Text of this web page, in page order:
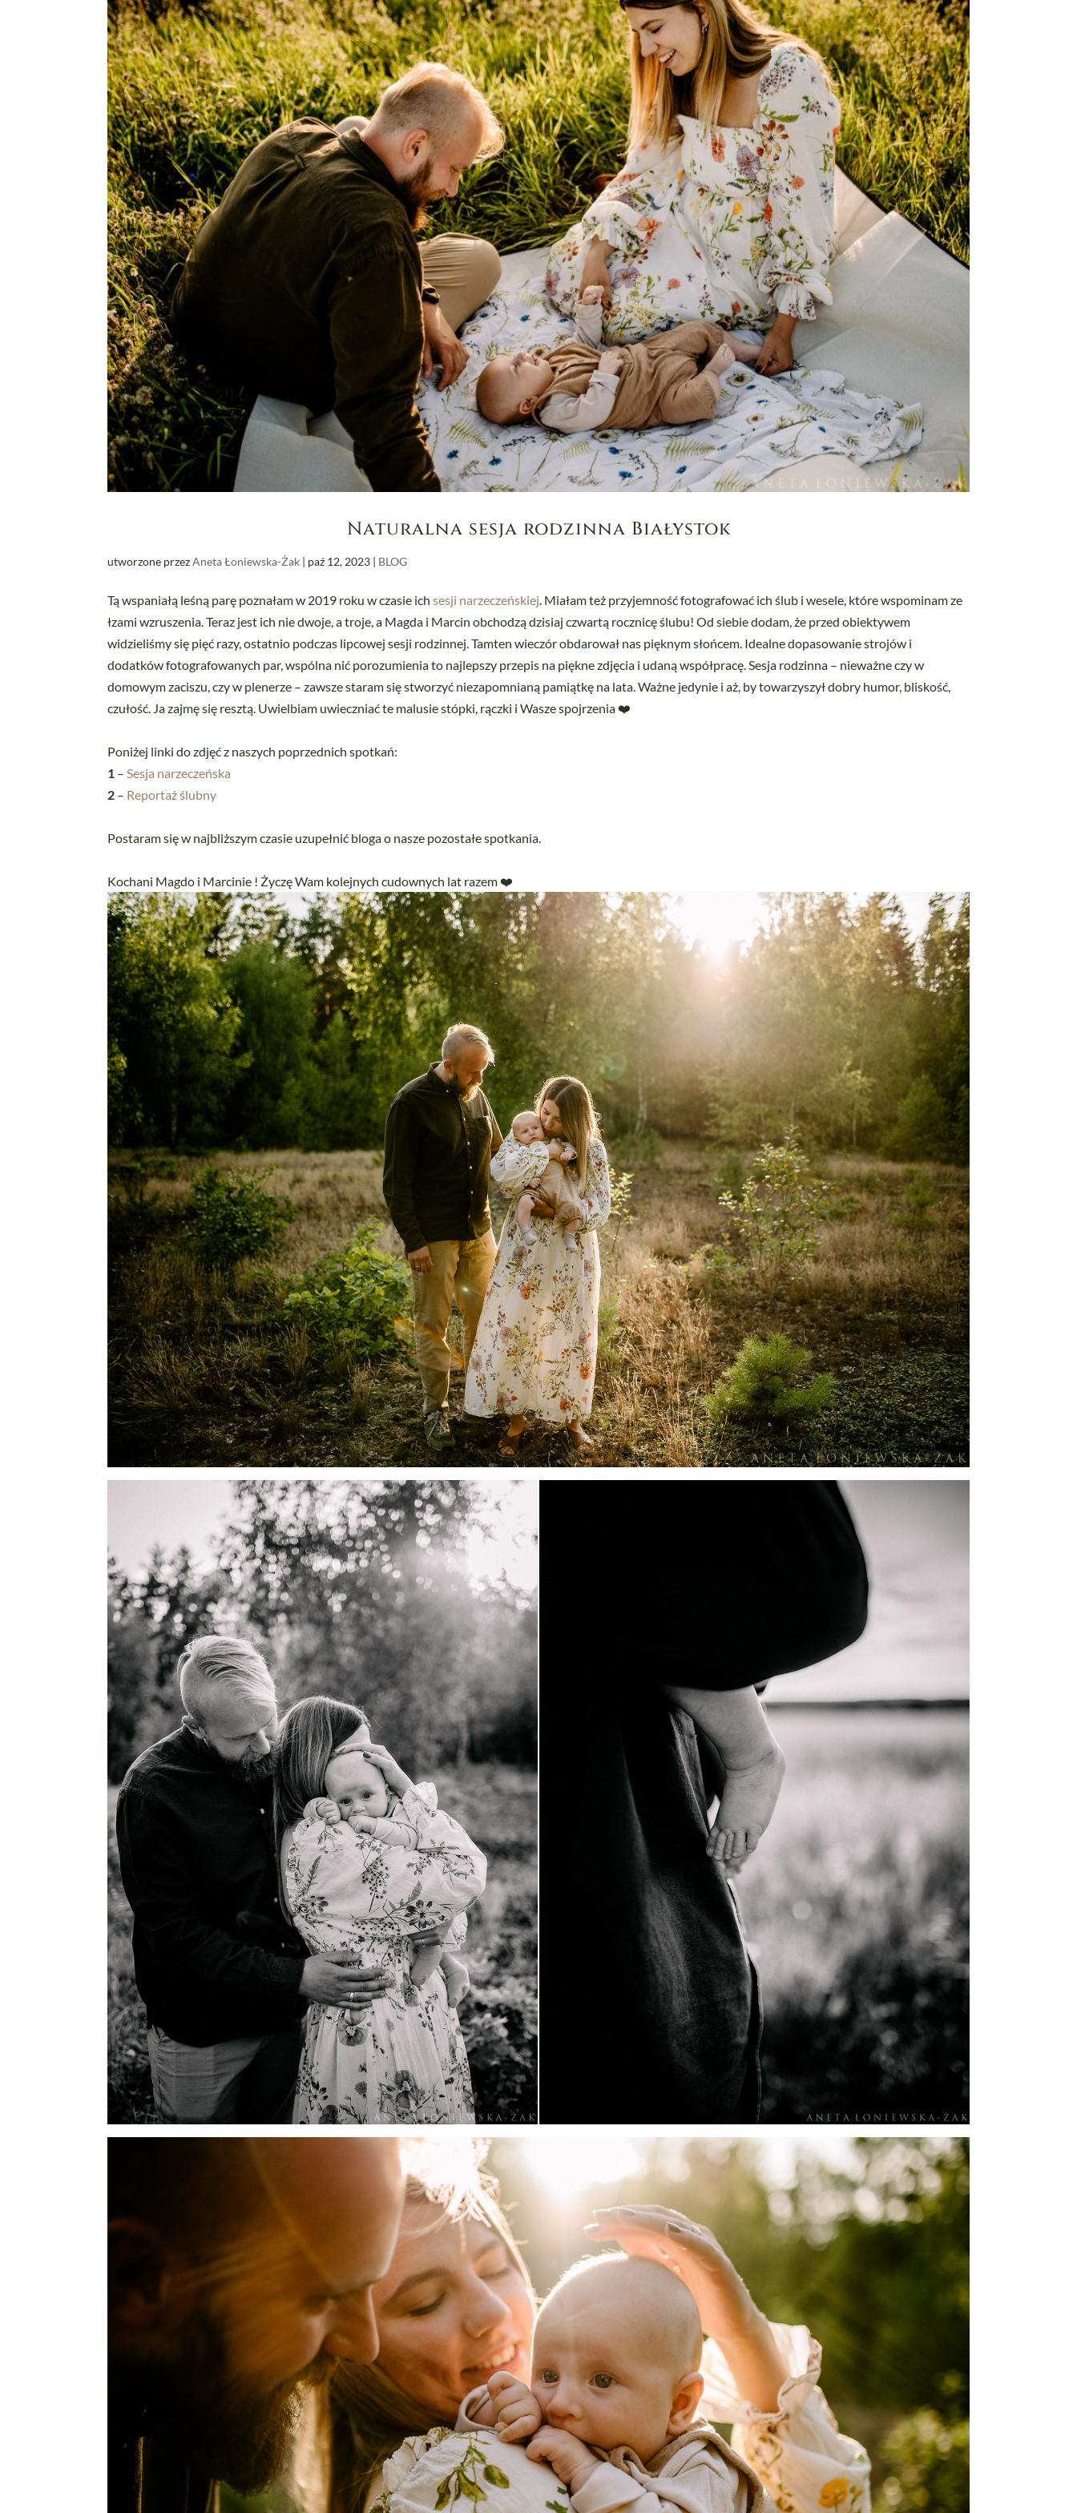
Naturalna sesja rodzinna Białystok
utworzone przezAneta Łoniewska-Żak | paź 12, 2023 | BLOG
Tą wspaniałą leśną parę poznałam w 2019 roku w czasie ichsesji narzeczeńskiej . Miałam też przyjemność fotografować ich ślub i wesele, które wspominam ze
łzami wzruszenia. Teraz jest ich nie dwoje, a troje, a Magda i Marcin obchodzą dzisiaj czwartą rocznicę ślubu! Od siebie dodam, że przed obiektywem
widzieliśmy się pięć razy, ostatnio podczas lipcowej sesji rodzinnej. Tamten wieczór obdarował nas pięknym słońcem. Idealne dopasowanie strojów i
dodatków fotografowanych par, wspólna nić porozumienia to najlepszy przepis na piękne zdjęcia i udaną współpracę. Sesja rodzinna – nieważne czy w
domowym zaciszu, czy w plenerze – zawsze staram się stworzyć niezapomnianą pamiątkę na lata. Ważne jedynie i aż, by towarzyszył dobry humor, bliskość,
czułość. Ja zajmę się resztą. Uwielbiam uwieczniać te malusie stópki, rączki i Wasze spojrzenia ❤️
Poniżej linki do zdjęć z naszych poprzednich spotkań:
1 – Sesja narzeczeńska
2 – Reportaż ślubny
Postaram się w najbliższym czasie uzupełnić bloga o nasze pozostałe spotkania.
Kochani Magdo i Marcinie ! Życzę Wam kolejnych cudownych lat razem ❤️